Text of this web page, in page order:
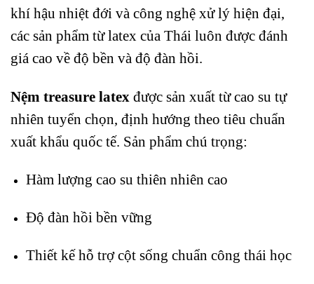
khí hậu nhiệt đới và công nghệ xử lý hiện đại,
các sản phẩm từ latex của Thái luôn được đánh
giá cao về độ bền và độ đàn hồi.
Nệm treasure latex được sản xuất từ cao su tự
nhiên tuyển chọn, định hướng theo tiêu chuẩn
xuất khẩu quốc tế. Sản phẩm chú trọng:
Hàm lượng cao su thiên nhiên cao
Độ đàn hồi bền vững
Thiết kế hỗ trợ cột sống chuẩn công thái học